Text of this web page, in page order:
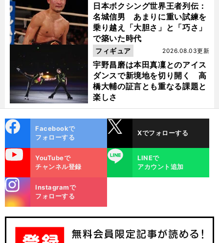
日本ボクシング世界王者列伝：
名城信男 あまりに重い試練を
乗り越え「大胆さ」と「巧さ」
で築いた時代
宇野昌磨は本田真凜とのアイス
ダンスで新境地を切り開く 高
橋大輔の証言とも重なる課題と
楽しさ
2026.08.03更新
フィギュア
ok
Facebookで
フォローする
Xでフォローする
YouTubeで
チャンネル登録
LINE
LINEで
アカウント追加
m
Instagramで
フォローする